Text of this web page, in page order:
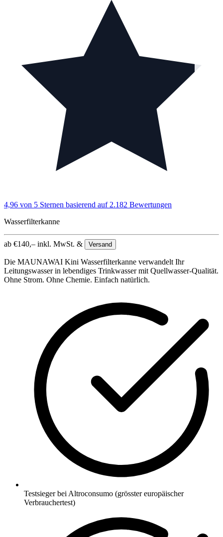
4,96 von 5 Sternen basierend auf 2.182 Bewertungen
Wasserfilterkanne
ab €140,– inkl. MwSt. & Versand
Die MAUNAWAI Kini Wasserfilterkanne verwandelt Ihr
Leitungswasser in lebendiges Trinkwasser mit Quellwasser-Qualität.
Ohne Strom. Ohne Chemie. Einfach natürlich.
Testsieger bei Altroconsumo (grösster europäischer
Verbrauchertest)